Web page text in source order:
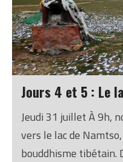
Jours 4 et 5 : Le
Jeudi 31 juillet À 9h,
vers le lac de
bouddhisme tibétain.